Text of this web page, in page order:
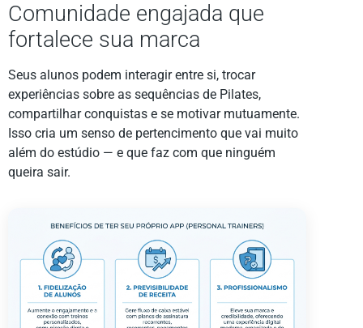
Comunidade engajada que
fortalece sua marca
Seus alunos podem interagir entre si, trocar
experiências sobre as sequências de Pilates,
compartilhar conquistas e se motivar mutuamente.
Isso cria um senso de pertencimento que vai muito
além do estúdio — e que faz com que ninguém
queira sair.